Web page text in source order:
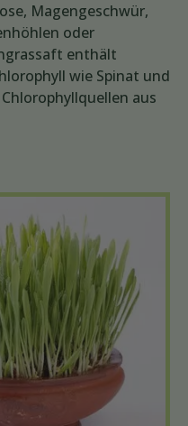
Magengeschwür,
oder
enthält
wie Spinat und
aus